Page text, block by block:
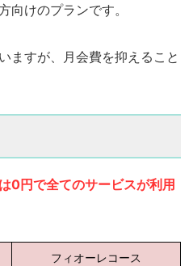
向けのプランです。
ますが、月会費を抑えること
0円で全てのサービスが利用
フィオーレコース